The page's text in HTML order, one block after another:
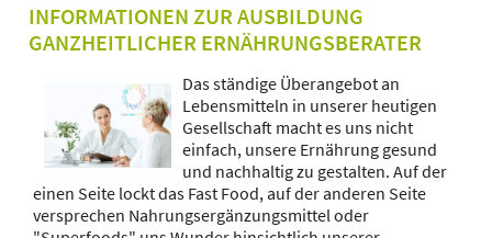
INFORMATIONEN ZUR AUSBILDUNG
GANZHEITLICHER ERNÄHRUNGSBERATER
Das ständige Überangebot an
Lebensmitteln in unserer heutigen
Gesellschaft macht es uns nicht
einfach, unsere Ernährung gesund
und nachhaltig zu gestalten. Auf der
einen Seite lockt das Fast Food, auf der anderen Seite
versprechen Nahrungsergänzungsmittel oder